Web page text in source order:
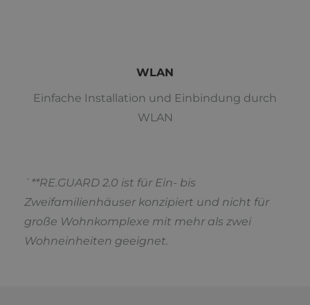
WLAN
Einfache Installation und Einbindung durch
WLAN
´ **RE.GUARD 2.0 ist für Ein- bis
Zweifamilienhäuser konzipiert und nicht für
große Wohnkomplexe mit mehr als zwei
Wohneinheiten geeignet.